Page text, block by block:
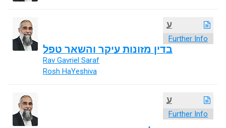
ע
Further Info
בדין מזונות עיקר והשאר טפל
Rav Gavriel Saraf
Rosh HaYeshiva
ע
Further Info